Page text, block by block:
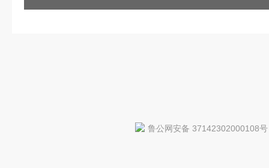
鲁公网安备 37142302000108号